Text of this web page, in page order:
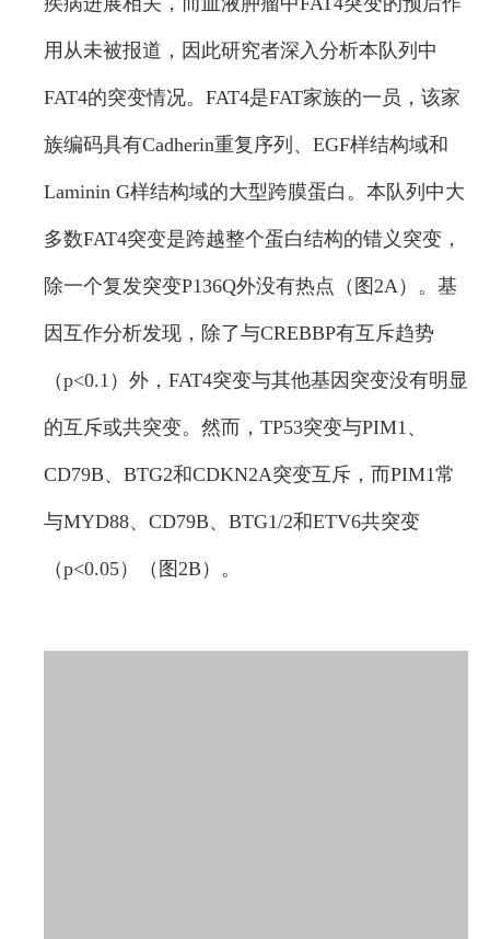
用从未被报道，因此研究者深入分析本队列中
FAT4的突变情况。FAT4是FAT家族的一员，该家
族编码具有Cadherin重复序列、EGF样结构域和
Laminin G样结构域的大型跨膜蛋白。本队列中大
多数FAT4突变是跨越整个蛋白结构的错义突变，
除一个复发突变P136Q外没有热点（图2A）。基
因互作分析发现，除了与CREBBP有互斥趋势
（p<0.1）外，FAT4突变与其他基因突变没有明显
的互斥或共突变。然而，TP53突变与PIM1、
CD79B、BTG2和CDKN2A突变互斥，而PIM1常
与MYD88、CD79B、BTG1/2和ETV6共突变
（p<0.05）（图2B）。